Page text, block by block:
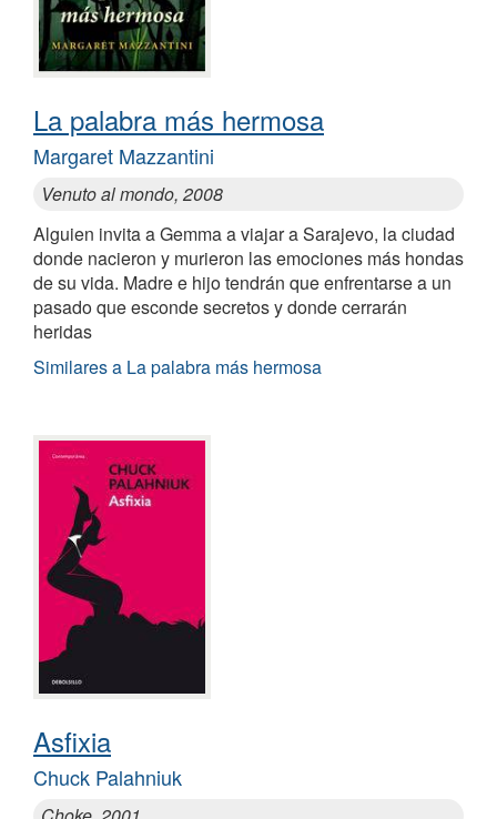
La palabra más hermosa
Margaret Mazzantini
Venuto al mondo, 2008
Alguien invita a Gemma a viajar a Sarajevo, la ciudad
donde nacieron y murieron las emociones más hondas
de su vida. Madre e hijo tendrán que enfrentarse a un
pasado que esconde secretos y donde cerrarán
heridas
Similares a La palabra más hermosa
Asfixia
Chuck Palahniuk